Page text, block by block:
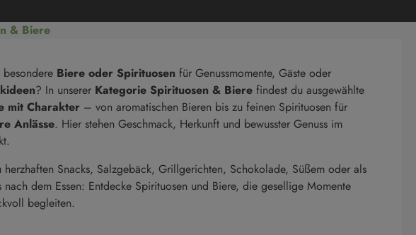
Hülsenfrüchte
Süßgebäck
Kekse
Kuchen
Süßgebäck
& Biere
besondere Biere oder Spirituosen für Genussmomente, Gäste oder
? In unserer Kategorie Spirituosen & Biere findest du ausgewählte
mit Charakter – von aromatischen Bieren bis zu feinen Spirituosen für
Anlässe. Hier stehen Geschmack, Herkunft und bewusster Genuss im
herzhaften Snacks, Salzgebäck, Grillgerichten, Schokolade, Süßem oder als
nach dem Essen: Entdecke Spirituosen und Biere, die gesellige Momente
begleiten.